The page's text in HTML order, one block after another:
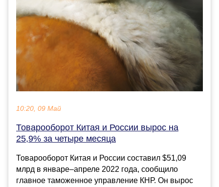
10:20, 09 Май
Товарооборот Китая и России вырос на
25,9% за четыре месяца
Товарооборот Китая и России составил $51,09
млрд в январе–апреле 2022 года, сообщило
главное таможенное управление КНР. Он вырос